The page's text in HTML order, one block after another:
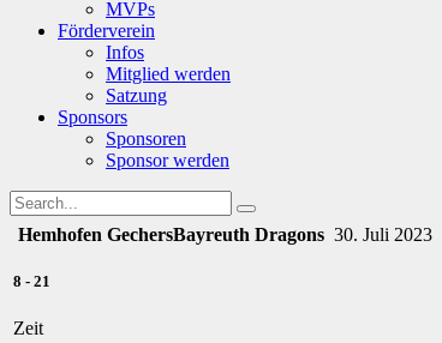
MVPs
Förderverein
Infos
Mitglied werden
Satzung
Sponsors
Sponsoren
Sponsor werden
Hemhofen GechersBayreuth Dragons 30. Juli 2023
8 - 21
Zeit